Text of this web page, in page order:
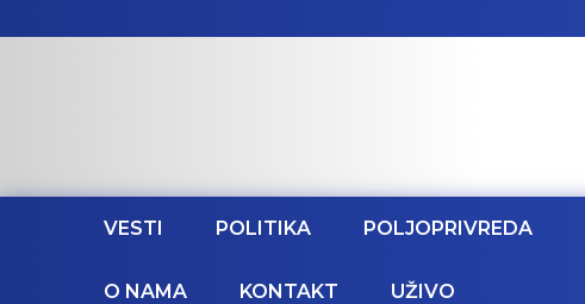
VESTI POLITIKA POLJOPRIVREDA
O NAMA KONTAKT UŽIVO